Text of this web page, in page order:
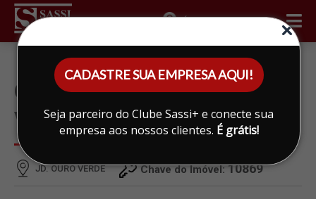
CADASTRE SUA EMPRESA AQUI!
Seja parceiro do Clube Sassi+ e conecte sua
empresa aos nossos clientes. É grátis!
ÁREA DO CLIENTE
CASA À VENDA EM JD. OURO
VERDE, LIMEIRA
JD. OURO VERDE Chave do Imóvel:10869